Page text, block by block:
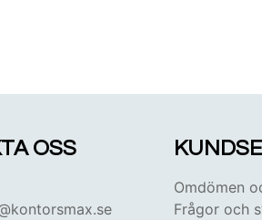
OSS
Omdömen
Frågor och